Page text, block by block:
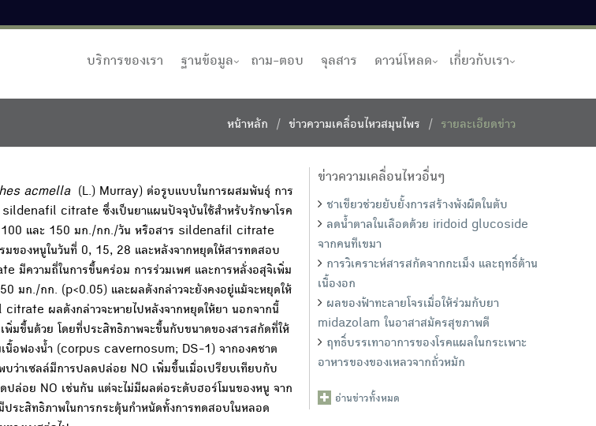
บริการของเรา ฐานข้อมูล ถาม-ตอบ จุลสาร ดาวน์โหลด เกี่ยวกับเรา
หน้าหลัก ข่าวความเคลื่อนไหวสมุนไพร รายละเอียดข่าว
acmella
(L.) Murray) ต่อรูบแบบในการผสมพันธุ์ การ
sildenafil citrate ซึ่งเป็นยาแผนปัจจุบันใช้สำหรับรักษาโรค
100 และ 150 มก./กก./วัน หรือสาร sildenafil citrate
องหนูในวันที่ 0, 15, 28 และหลังจากหยุดให้สารทดสอบ
มีความถี่ในการขึ้นคร่อม การร่วมเพศ และการหลั่งอสุจิเพิ่ม
มก./กก. (p<0.05) และผลดังกล่าวจะยังคงอยู่แม้จะหยุดให้
ผลดังกล่าวจะหายไปหลังจากหยุดให้ยา นอกจากนี้
มขึ้นด้วย โดยที่ประสิทธิภาพจะขึ้นกับขนาดของสารสกัดที่ให้
นื้อฟองน้ำ (corpus cavernosum; DS-1) จากองคชาต
าเซลล์มีการปลดปล่อย NO เพิ่มขึ้นเมื่อเปรียบเทียบกับ
ล่อย NO เช่นกัน แต่จะไม่มีผลต่อระดับฮอร์โมนของหนู จาก
ระสิทธิภาพในการกระตุ้นกำหนัดทั้งการทดสอบในหลอด
ข่าวความเคลื่อนไหวอื่นๆ
ชาเขียวช่วยยับยั้งการสร้างพังผืดในตับ
ลดน้ำตาลในเลือดด้วย iridoid glucoside
จากคนทีเขมา
การวิเคราะห์สารสกัดจากกะเม็ง และฤทธิ์ต้าน
เนื้องอก
ผลของฟ้าทะลายโจรเมื่อให้ร่วมกับยา
midazolam ในอาสาสมัครสุขภาพดี
ฤทธิ์บรรเทาอาการของโรคแผลในกระเพาะ
อาหารของของเหลวจากถั่วหมัก
อ่านข่าวทั้งหมด